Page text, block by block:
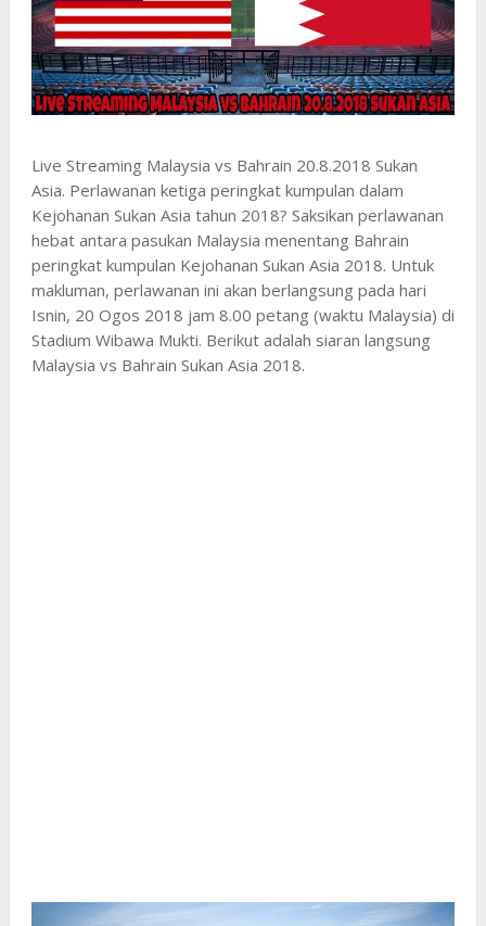
Live Streaming Malaysia vs Bahrain 20.8.2018 Sukan
Asia. Perlawanan ketiga peringkat kumpulan dalam
Kejohanan Sukan Asia tahun 2018? Saksikan perlawanan
hebat antara pasukan Malaysia menentang Bahrain
peringkat kumpulan Kejohanan Sukan Asia 2018. Untuk
makluman, perlawanan ini akan berlangsung pada hari
Isnin, 20 Ogos 2018 jam 8.00 petang (waktu Malaysia) di
Stadium Wibawa Mukti. Berikut adalah siaran langsung
Malaysia vs Bahrain Sukan Asia 2018.